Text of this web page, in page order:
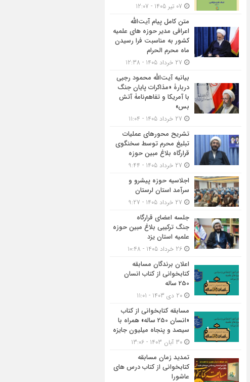
متن کامل پیام آیت‌الله
اعرافی مدیر حوزه های علمیه
کشور به مناسبت فرا رسیدن
ماه محرم الحرام
بیانیه آیت‌الله محمود رجبی
دربارۀ «مذاکرات پایان جنگ
با آمریکا و تفاهم‌نامۀ آتش
بس»
تشریح محورهای عملیات
تبلیغ محرم توسط سخنگوی
قرارگاه بلاغ مبین حوزه
اجلاسیه حوزه پیشرو و
سرآمد استان لرستان
جلسه اعضای قرارگاه
جنگ ترکیبی بلاغ مبین حوزه
علمیه استان یزد
اعلان برندگان مسابقه
کتابخوانی از کتاب انسان
250 ساله
مسابقه کتاب‎خوانی از کتاب
«انسان 250 ساله» همراه با
سیصد و پنجاه میلیون جایزه
تمدید زمان مسابقه
کتابخوانی از کتاب درس های
عاشورا